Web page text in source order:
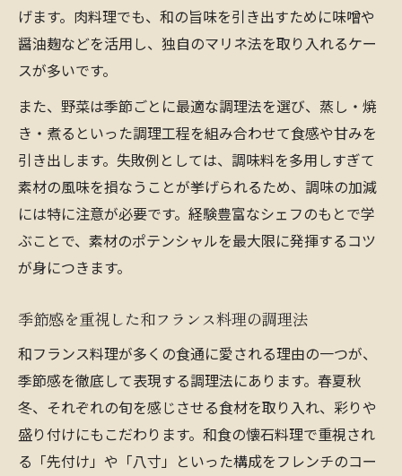
げます。肉料理でも、和の旨味を引き出すために味噌や
醤油麹などを活用し、独自のマリネ法を取り入れるケー
スが多いです。
また、野菜は季節ごとに最適な調理法を選び、蒸し・焼
き・煮るといった調理工程を組み合わせて食感や甘みを
引き出します。失敗例としては、調味料を多用しすぎて
素材の風味を損なうことが挙げられるため、調味の加減
には特に注意が必要です。経験豊富なシェフのもとで学
ぶことで、素材のポテンシャルを最大限に発揮するコツ
が身につきます。
季節感を重視した和フランス料理の調理法
和フランス料理が多くの食通に愛される理由の一つが、
季節感を徹底して表現する調理法にあります。春夏秋
冬、それぞれの旬を感じさせる食材を取り入れ、彩りや
盛り付けにもこだわります。和食の懐石料理で重視され
る「先付け」や「八寸」といった構成をフレンチのコー